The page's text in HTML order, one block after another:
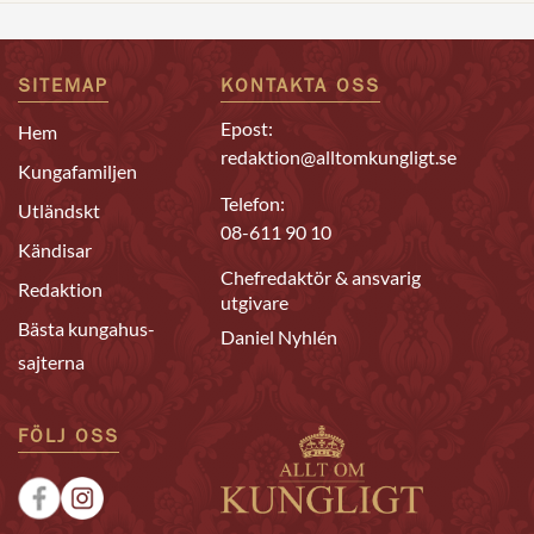
SITEMAP
Hem
Kungafamiljen
Utländskt
Kändisar
Redaktion
Bästa kungahus-
sajterna
KONTAKTA OSS
Epost:
redaktion@alltomkungligt.se
Telefon:
08-611 90 10
Chefredaktör & ansvarig
utgivare
Daniel Nyhlén
FÖLJ OSS